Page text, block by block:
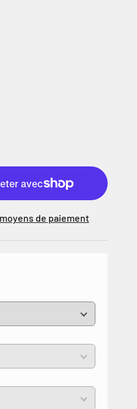
de paiement